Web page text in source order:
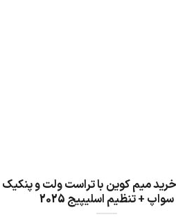
میم کوین با تراست ولت و پنکیک
سواپ + تنظیم اسلیپیج 2025